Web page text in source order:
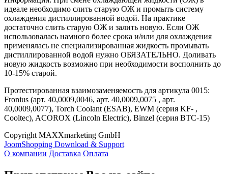
идеале необходимо слить старую ОЖ и промыть систему
охлаждения дистиллированной водой. На практике
достаточно слить старую ОЖ и залить новую. Если ОЖ
использовалась намного более срока и/или для охлаждения
применялась не специализированная жидкость промывать
дистиллированной водой нужно ОБЯЗАТЕЛЬНО. Доливать
новую жидкость возможно при необходимости восполнить до
10-15% старой.
Протестированная взаимозаменяемость для артикула 0015:
Fronius (арт. 40,0009,0046, арт. 40,0009,0075 , арт.
40,0009,0077), Torch Coolant (ESAB), EWM (серия KF- ,
Cooltec), ACOROX (Lincoln Electric), Binzel (серия ВТС-15)
Copyright MAXXmarketing GmbH
JoomShopping Download & Support
О компании Доставка Оплата